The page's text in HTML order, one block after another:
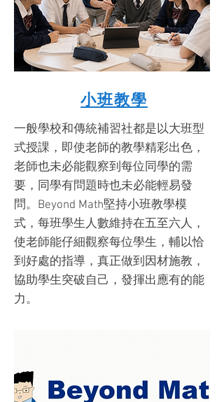
小班教學
一般學校和傳統補習社都是以大班型
式授課，即使老師的教學精彩出色，
老師也未必能觀察到每位同學的需
要，同學有問題時也未必能輕易發
問。Beyond Math堅持小班教學模
式，每班學生人數維持在五至六人，
使老師能仔細觀察每位學生，輔以恰
到好處的指導，真正做到因材施教，
協助學生突破自己，發揮出應有的能
力。